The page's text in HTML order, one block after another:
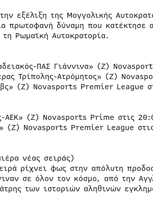
εξέλιξη της Μογγολικής
δύναμη που κατέκτησε
Ρωμαϊκή Αυτοκρατορία.
ΠΑΣ Γιάννινα» (Ζ)
Τρίπολης-Ατρόμητος» (Ζ)
(Ζ) Novasports Premier League
ΑΕΚ» (Ζ) Novasports Prime στις
(Ζ) Novasports Premier League
νέας σειράς)
ρίχνει φως στην απόλυτη
σε όλον τον κόσμο, από την
των ιστοριών αληθινών